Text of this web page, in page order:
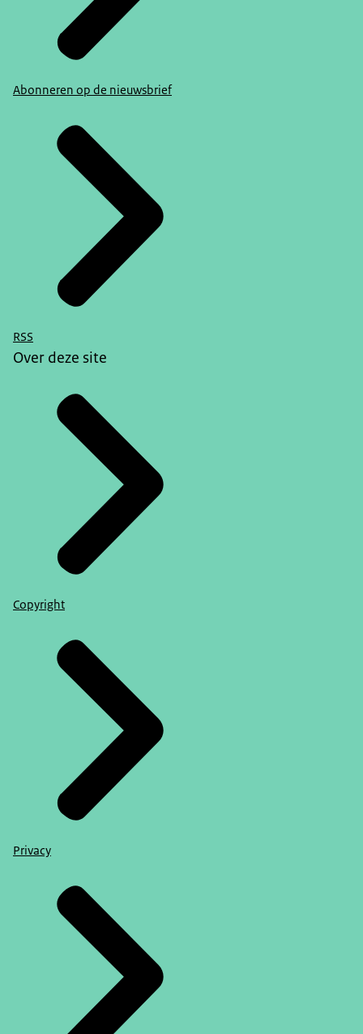
Abonneren op de nieuwsbrief
RSS
Over deze site
Copyright
Privacy